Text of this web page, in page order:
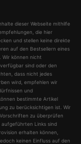
dieser Webseite mithilfe
die hier
und stellen keine direkte
auf den Bestsellern eines
können nicht
sind oder den
dass nicht jedes
wird, empfehlen wir
und
bestimmte Artikel
zu berücksichtigen ist. Wir
zu überprüfen
aufgeführten Links sind
erhalten können,
keinen Einfluss auf den